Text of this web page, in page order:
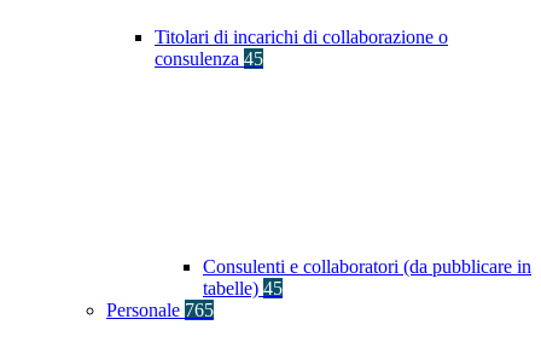
Titolari di incarichi di collaborazione o
consulenza 45
Consulenti e collaboratori (da pubblicare in
tabelle) 45
Personale 765